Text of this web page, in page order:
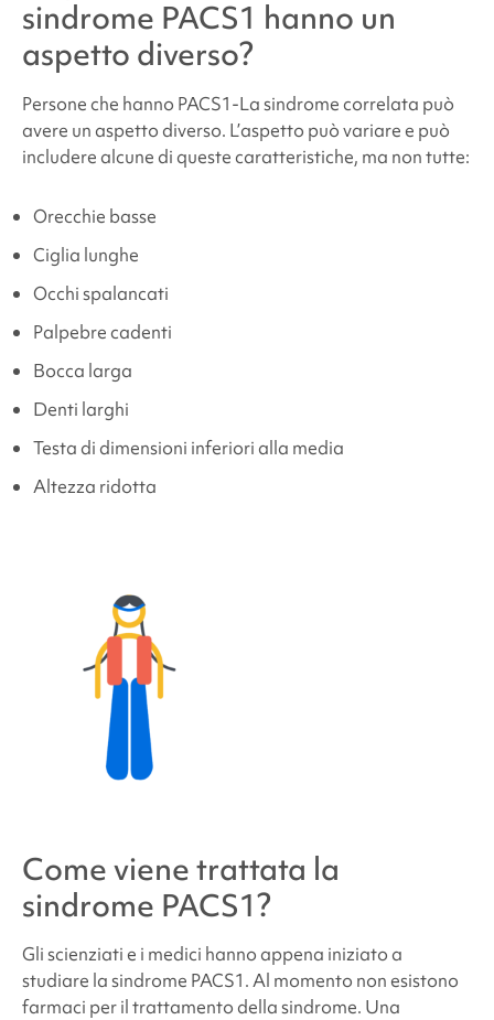
sindrome PACS1 hanno un
aspetto diverso?
Persone che hanno PACS1-La sindrome correlata può
avere un aspetto diverso. L’aspetto può variare e può
includere alcune di queste caratteristiche, ma non tutte:
Orecchie basse
Ciglia lunghe
Occhi spalancati
Palpebre cadenti
Bocca larga
Denti larghi
Testa di dimensioni inferiori alla media
Altezza ridotta
Come viene trattata la
sindrome PACS1?
Gli scienziati e i medici hanno appena iniziato a
studiare lasindrome PACS1. Al momento non esistono
farmaci per il trattamento della sindrome. Una